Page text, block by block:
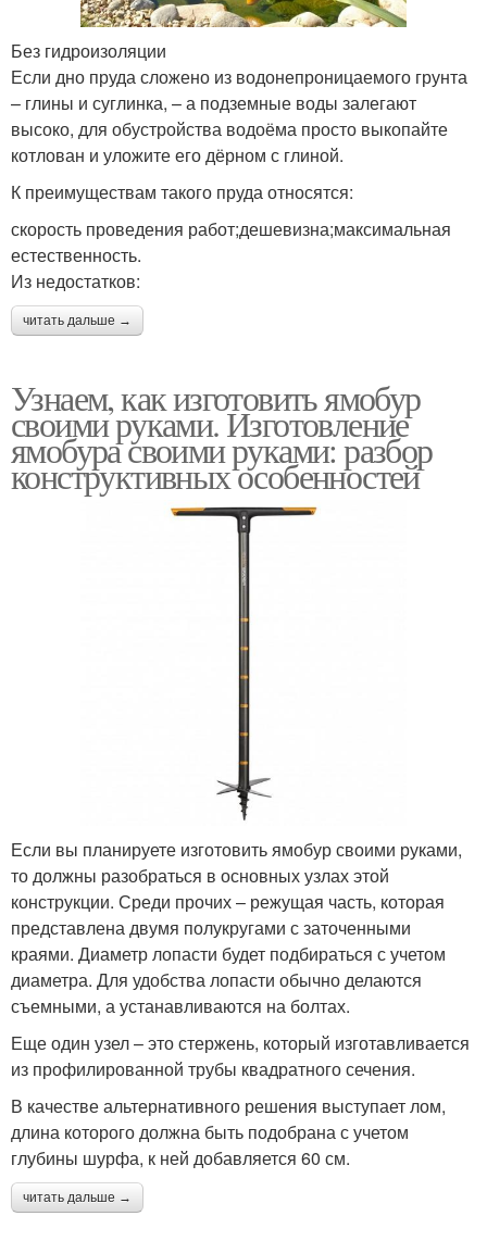
Без гидроизоляции
Если дно пруда сложено из водонепроницаемого грунта
– глины и суглинка, – а подземные воды залегают
высоко, для обустройства водоёма просто выкопайте
котлован и уложите его дёрном с глиной.
К преимуществам такого пруда относятся:
скорость проведения работ;дешевизна;максимальная
естественность.
Из недостатков:
читать дальше →
Узнаем, как изготовить ямобур
своими руками. Изготовление
ямобура своими руками: разбор
конструктивных особенностей
Если вы планируете изготовить ямобур своими руками,
то должны разобраться в основных узлах этой
конструкции. Среди прочих – режущая часть, которая
представлена двумя полукругами с заточенными
краями. Диаметр лопасти будет подбираться с учетом
диаметра. Для удобства лопасти обычно делаются
съемными, а устанавливаются на болтах.
Еще один узел – это стержень, который изготавливается
из профилированной трубы квадратного сечения.
В качестве альтернативного решения выступает лом,
длина которого должна быть подобрана с учетом
глубины шурфа, к ней добавляется 60 см.
читать дальше →